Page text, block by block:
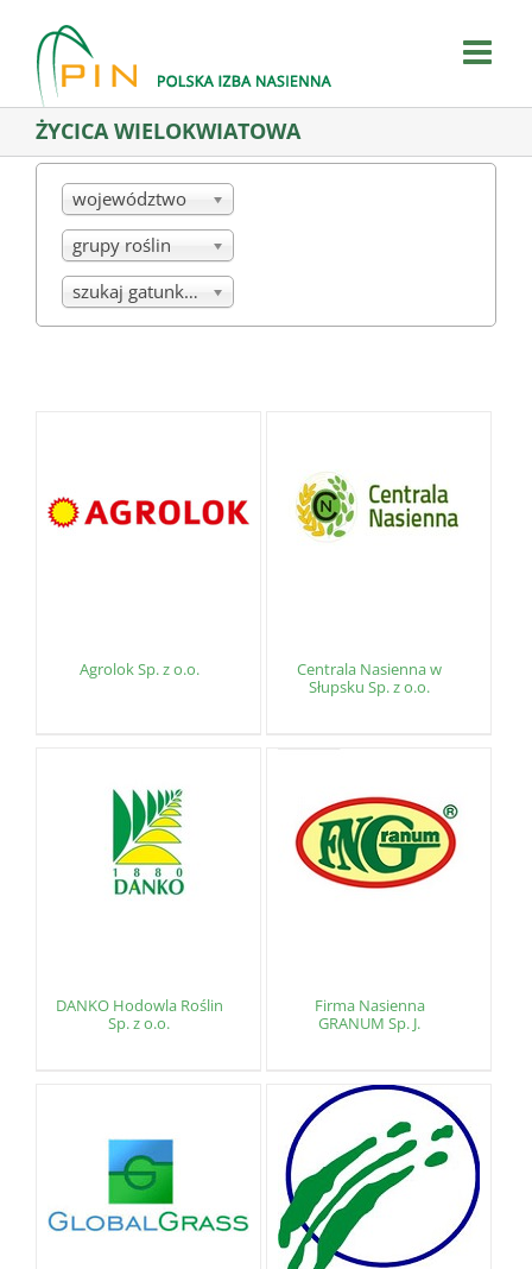
content
ŻYCICA WIELOKWIATOWA
województwo
grupy roślin
szukaj gatunku/mieszanki
Agrolok Sp. z o.o.
Centrala Nasienna w
Słupsku Sp. z o.o.
DANKO Hodowla Roślin
Sp. z o.o.
Firma Nasienna
GRANUM Sp. J.